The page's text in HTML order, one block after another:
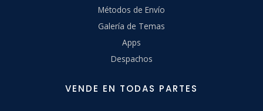
Métodos de Envío
Galería de Temas
Apps
Despachos
VENDE EN TODAS PARTES